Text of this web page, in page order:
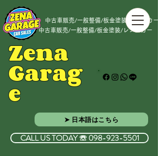
中古車販売/一般整備/板金塗装/レンタカー
Zena
Garag
e
CALL US TODAY ☏ 098-923-5501
中古車販売/一般整備/板金塗装/レンタカー
➤ 日本語はこちら